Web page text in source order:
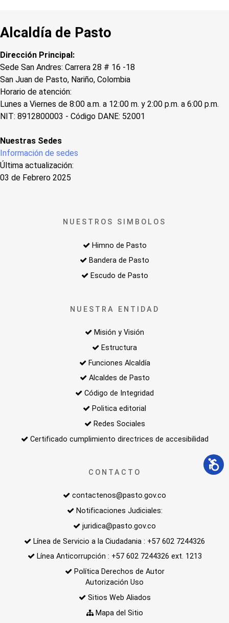
Alcaldía de Pasto
Dirección Principal:
Sede San Andres: Carrera 28 # 16 -18
San Juan de Pasto, Nariño, Colombia
Horario de atención:
Lunes a Viernes de 8:00 a.m. a 12:00 m. y 2:00 p.m. a 6:00 p.m.
NIT: 8912800003 - Código DANE: 52001
Nuestras Sedes
Información de sedes
Última actualización:
03 de Febrero 2025
NUESTROS SIMBOLOS
Himno de Pasto
Bandera de Pasto
Escudo de Pasto
NUESTRA ENTIDAD
Misión y Visión
Estructura
Funciones Alcaldía
Alcaldes de Pasto
Código de Integridad
Politica editorial
Redes Sociales
Certificado cumplimiento directrices de accesibilidad
CONTACTO
contactenos@pasto.gov.co
Notificaciones Judiciales:
juridica@pasto.gov.co
Línea de Servicio a la Ciudadania : +57 602 7244326
Línea Anticorrupción : +57 602 7244326 ext. 1213
Política Derechos de Autor
Autorización Uso
Sitios Web Aliados
Mapa del Sitio